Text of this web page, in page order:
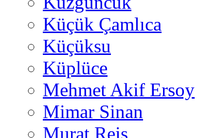
Küçük Çamlıca
Küçüksu
Küplüce
Mehmet Akif Ersoy
Mimar Sinan
Murat Reis